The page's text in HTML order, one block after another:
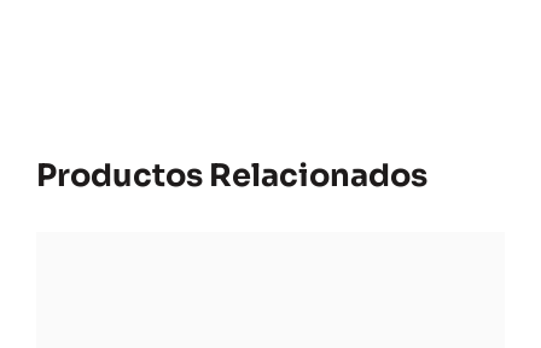
Productos Relacionados